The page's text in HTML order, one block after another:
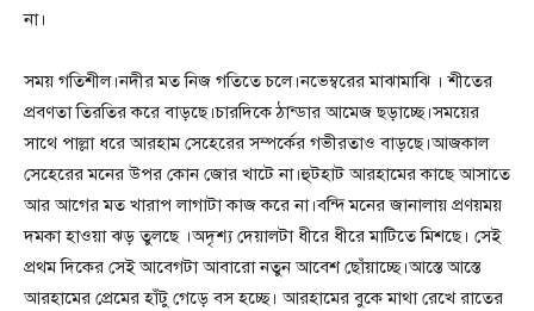
না।
সময় গতিশীল।নদীর মত নিজ গতিতে চলে।নভেম্বরের মাঝামাঝি । শীতের
প্রবণতা তিরতির করে বাড়ছে।চারদিকে ঠান্ডার আমেজ ছড়াচ্ছে।সময়ের
সাথে পাল্লা ধরে আরহাম সেহেরের সম্পর্কের গভীরতাও বাড়ছে।আজকাল
সেহেরের মনের উপর কোন জোর খাটে না।হুটহাট আরহামের কাছে আসাতে
আর আগের মত খারাপ লাগাটা কাজ করে না।বন্দি মনের জানালায় প্রণয়ময়
দমকা হাওয়া ঝড় তুলছে ।অদৃশ্য দেয়ালটা ধীরে ধীরে মাটিতে মিশছে। সেই
প্রথম দিকের সেই আবেগটা আবারো নতুন আবেশ ছোঁয়াচ্ছে।আস্তে আস্তে
আরহামের প্রেমের হাঁটু গেড়ে বস হচ্ছে। আরহামের বুকে মাথা রেখে রাতের